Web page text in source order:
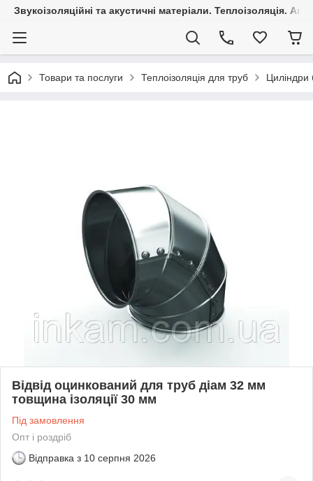
Звукоізоляційні та акустичні матеріали. Теплоізоляція.
Товари та послуги Теплоізоляція для труб Циліндри
Відвід оцинкований для труб діам 32 мм
товщина ізоляції 30 мм
Під замовлення
Опт і роздріб
Відправка з 10 серпня 2026